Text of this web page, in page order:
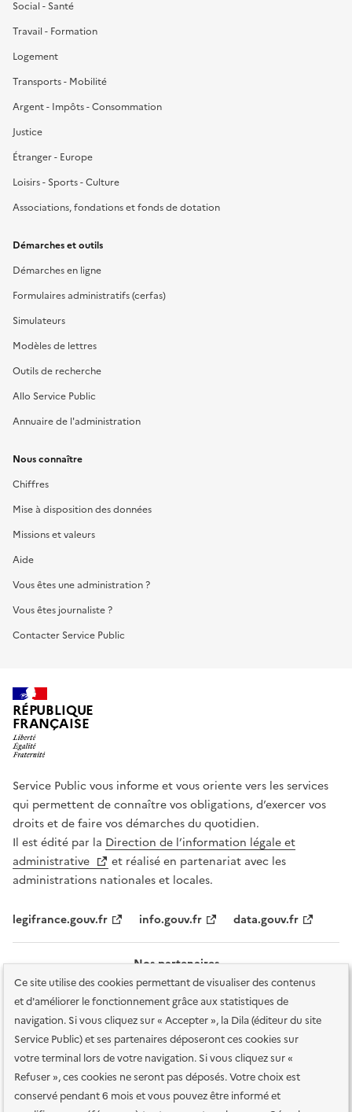
Ce site utilise des cookies permettant de visualiser des contenus
et d'améliorer le fonctionnement grâce aux statistiques de
navigation. Si vous cliquez sur « Accepter », la Dila (éditeur du site
Service Public) et ses partenaires déposeront ces cookies sur
votre terminal lors de votre navigation. Si vous cliquez sur «
Refuser », ces cookies ne seront pas déposés. Votre choix est
conservé pendant 6 mois et vous pouvez être informé et
Social - Santé
Travail - Formation
Logement
Transports - Mobilité
Argent - Impôts - Consommation
Justice
Étranger - Europe
Loisirs - Sports - Culture
Associations, fondations et fonds de dotation
Démarches et outils
Démarches en ligne
Formulaires administratifs (cerfas)
Simulateurs
Modèles de lettres
Outils de recherche
Allo Service Public
Annuaire de l'administration
Nous connaître
Chiffres
Mise à disposition des données
Missions et valeurs
Aide
Vous êtes une administration ?
Vous êtes journaliste ?
Contacter Service Public
RÉPUBLIQUE
FRANÇAISE
Service Public vous informe et vous oriente vers les services
qui permettent de connaître vos obligations, d’exercer vos
droits et de faire vos démarches du quotidien.
Il est édité par la Direction de l’information légale et
administrative
et réalisé en partenariat avec les
administrations nationales et locales.
legifrance.gouv.fr info.gouv.fr data.gouv.fr
Nos partenaires
Plan du site Accessibilité : totalement conforme
Accessibilité des
services en ligne Mentions légales Données personnelles et sécurité